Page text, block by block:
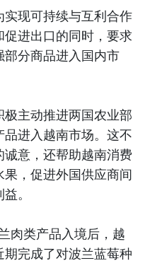
现可持续与互利合作
进出口的同时，要求
分商品进入国内市
主动推进两国农业部
进入越南市场。这不
意，还帮助越南消费
，促进外国供应商间
。
肉类产品入境后，越
完成了对波兰蓝莓种